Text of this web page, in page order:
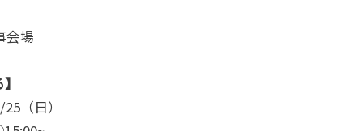
会場
（日）